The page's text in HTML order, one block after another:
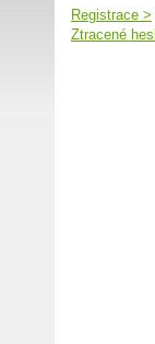
Registrace >
Ztracené